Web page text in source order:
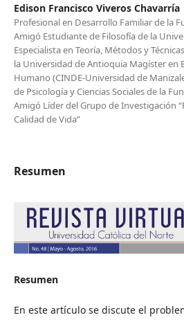
Edison Francisco Viveros Chavarría
Profesional en Desarrollo Familiar de la
Amigó Estudiante de Filosofía de la
Especialista en Teoría, Métodos y
la Universidad de Antioquia Magíster en
Humano (CINDE-Universidad de
de Psicología y Ciencias Sociales de la
Amigó Líder del Grupo de Investigación
Calidad de Vida”
Resumen
Resumen
En este artículo se discute el